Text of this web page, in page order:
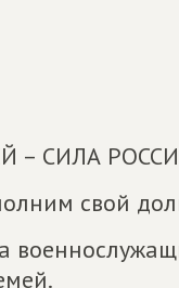
– СИЛА
свой